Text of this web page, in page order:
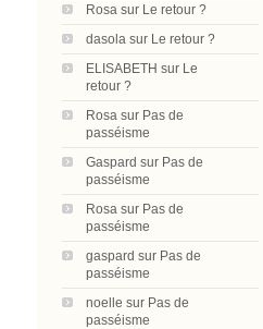
Rosa sur Le retour ?
dasola sur Le retour ?
ELISABETH sur Le
retour ?
Rosa sur Pas de
passéisme
Gaspard sur Pas de
passéisme
Rosa sur Pas de
passéisme
gaspard sur Pas de
passéisme
noelle sur Pas de
passéisme